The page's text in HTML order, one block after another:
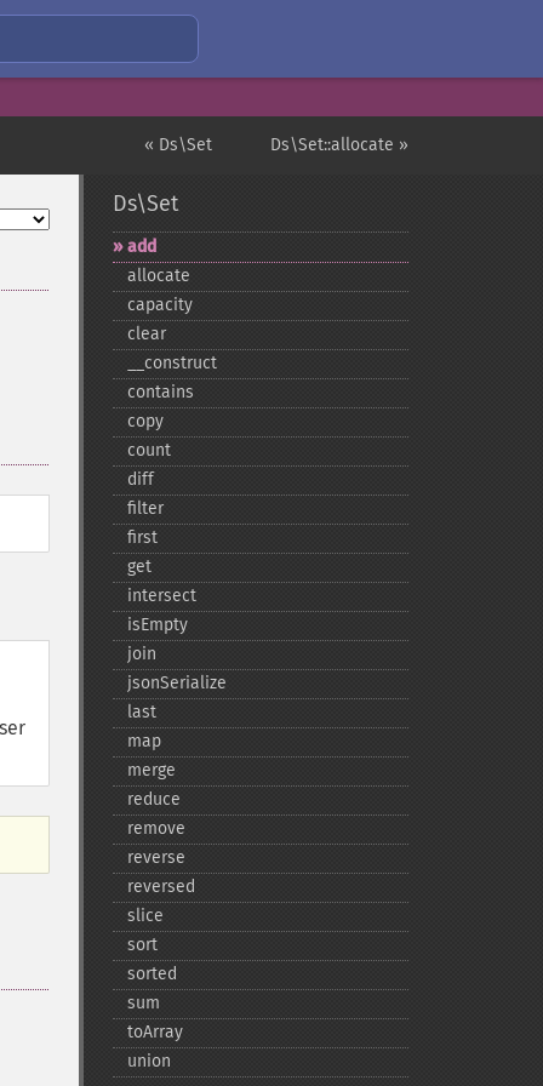
Ds\Set::allocate »
« Ds\Set
Ds\Set
add
allocate
capacity
clear
_​_​construct
contains
copy
count
diff
filter
first
get
intersect
isEmpty
join
jsonSerialize
last
map
merge
reduce
remove
reverse
reversed
slice
sort
sorted
sum
toArray
union